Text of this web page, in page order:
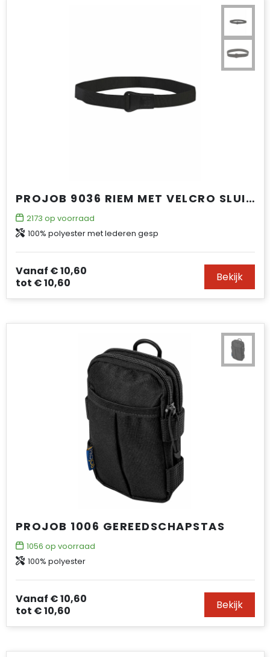
PROJOB 9036 RIEM MET VELCRO SLUITING
2173 op voorraad
100% polyester met lederen gesp
Vanaf € 10,60
tot € 10,60 Bekijk
PROJOB 1006 GEREEDSCHAPSTAS
1056 op voorraad
100% polyester
Vanaf € 10,60
tot € 10,60 Bekijk